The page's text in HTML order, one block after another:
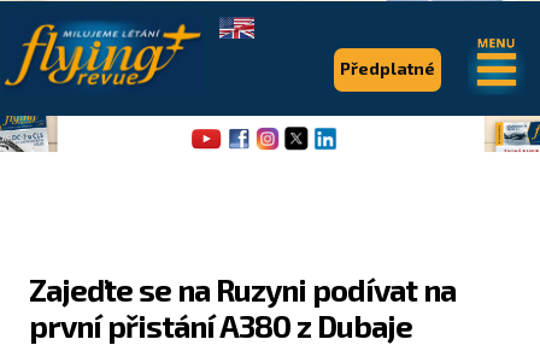
Zajeďte se na Ruzyni podívat na
první přistání A380 z Dubaje
Předplatné
.
Flying Revue